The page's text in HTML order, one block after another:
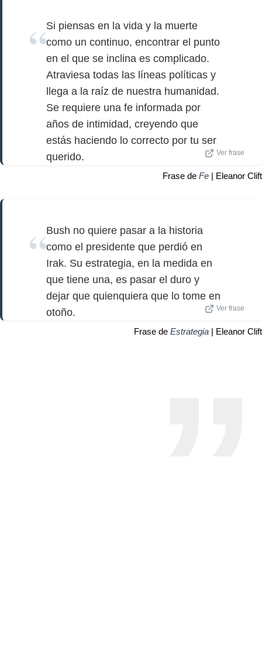
Si piensas en la vida y la muerte
como un continuo, encontrar el punto
en el que se inclina es complicado.
Atraviesa todas las líneas políticas y
llega a la raíz de nuestra humanidad.
Se requiere una fe informada por
años de intimidad, creyendo que
estás haciendo lo correcto por tu ser
querido.
Ver frase
Frase de Fe | Eleanor Clift
Bush no quiere pasar a la historia
como el presidente que perdió en
Irak. Su estrategia, en la medida en
que tiene una, es pasar el duro y
dejar que quienquiera que lo tome en
otoño.
Ver frase
Frase de Estrategia | Eleanor Clift